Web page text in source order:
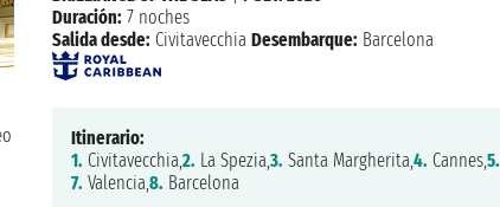
Duración: 7 noches
Salida desde: Civitavecchia Desembarque: Barcelona
Itinerario:
1. Civitavecchia,2. La Spezia,3. Santa Margherita,4. Cannes,5.
7. Valencia,8. Barcelona